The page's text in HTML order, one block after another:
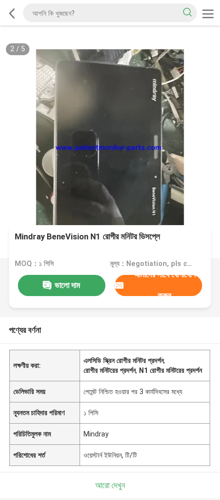
2/ 5
Mindray BeneVision N1 রোগীর মনিটর ডিসপ্লে
MOQ：১ পিসি মূল্য：Negotiation, pls contact me
ভালো দাম
আমাদের সাথে যোগাযোগ
করুন
পণ্যের বর্ণনা
লক্ষণীয় করা:
এলসিডি স্ক্রিন রোগীর মনিটর প্রদর্শন,
রোগীর মনিটরের প্রদর্শন, N1 রোগীর মনিটরের প্রদর্শন
ডেলিভারি সময় পেমেন্ট নিশ্চিত হওয়ার পর 3 কার্যদিবসের মধ্যে
ন্যূনতম চাহিদার পরিমাণ ১ পিসি
পরিচিতিমুলক নাম Mindray
পরিশোধের শর্ত ওয়েস্টার্ন ইউনিয়ন, টি/টি
আরো দেখুন